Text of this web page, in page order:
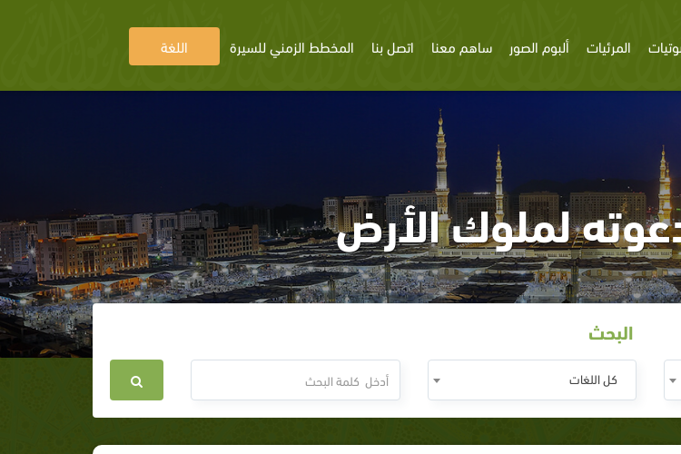
المرئيات ألبوم الصور ساهم معنا اتصل بنا المخطط الزمني للسيرة اللغة
لملوك الأرض
البحث
كل اللغات